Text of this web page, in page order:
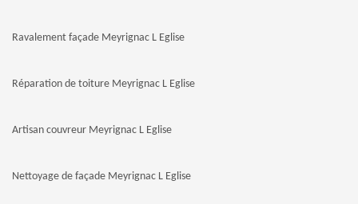
Ravalement façade Meyrignac L Eglise
Réparation de toiture Meyrignac L Eglise
Artisan couvreur Meyrignac L Eglise
Nettoyage de façade Meyrignac L Eglise